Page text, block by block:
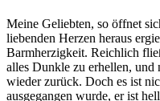
Meine Geliebten, so öffnet
liebenden Herzen heraus
Barmherzigkeit. Reichlich
alles Dunkle zu erhellen, und
wieder zurück. Doch es ist
ausgegangen wurde, er ist